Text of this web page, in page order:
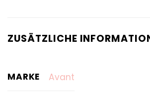
ZUSÄTZLICHE
MARKE Avant